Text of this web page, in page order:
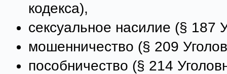
кодекса),
сексуальное насилие (§ 187
мошенничество (§ 209
пособничество (§ 214